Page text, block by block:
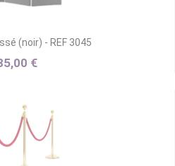
(noir) - REF 3045
€